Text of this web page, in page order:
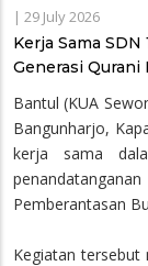
| 29 July 2026
Kerja Sama
Generasi
Bantul (KUA
Bangunharjo,
kerja sama
Pemberantasan
Kegiatan tersebut